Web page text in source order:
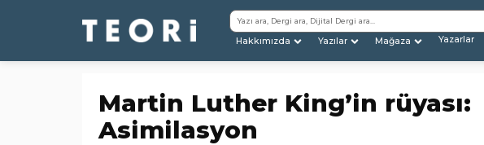
Hakkımızda Yazılar Mağaza Yazarlar
Martin Luther King’in rüyası:
Asimilasyon